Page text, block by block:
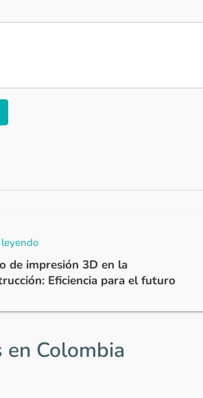
de impresión 3D en la
Eficiencia para el futuro
Colombia